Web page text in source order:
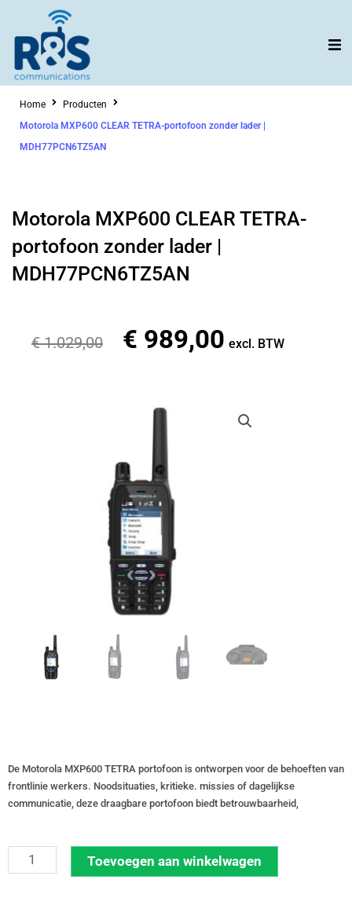
inhoud
Home
Producten
Motorola MXP600 CLEAR TETRA-portofoon zonder lader |
MDH77PCN6TZ5AN
Motorola MXP600 CLEAR TETRA-
portofoon zonder lader |
MDH77PCN6TZ5AN
€1.029,00
Oorspronkelijke
€ 989,00 Huidige
excl. BTW
De Motorola MXP600 TETRA portofoon is ontworpen voor de behoeften van
frontlinie werkers. Noodsituaties, kritieke. missies of dagelijkse
communicatie, deze draagbare portofoon biedt betrouwbaarheid,
Motorola
MXP600
Toevoegen aan winkelwagen